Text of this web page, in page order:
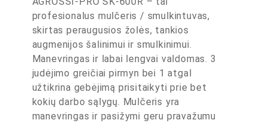
profesionalus mulčeris / smulkintuvas,
skirtas peraugusios žolės, tankios
augmenijos šalinimui ir smulkinimui.
Manevringas ir labai lengvai valdomas. 3
judėjimo greičiai pirmyn bei 1 atgal
užtikrina gebėjimą prisitaikyti prie bet
kokių darbo sąlygų. Mulčeris yra
manevringas ir pasižymi geru pravažumu